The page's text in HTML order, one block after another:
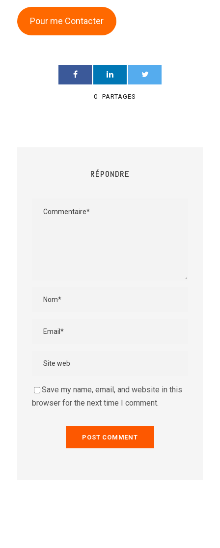
Pour me Contacter
0 PARTAGES
RÉPONDRE
Save my name, email, and website in this
browser for the next time I comment.